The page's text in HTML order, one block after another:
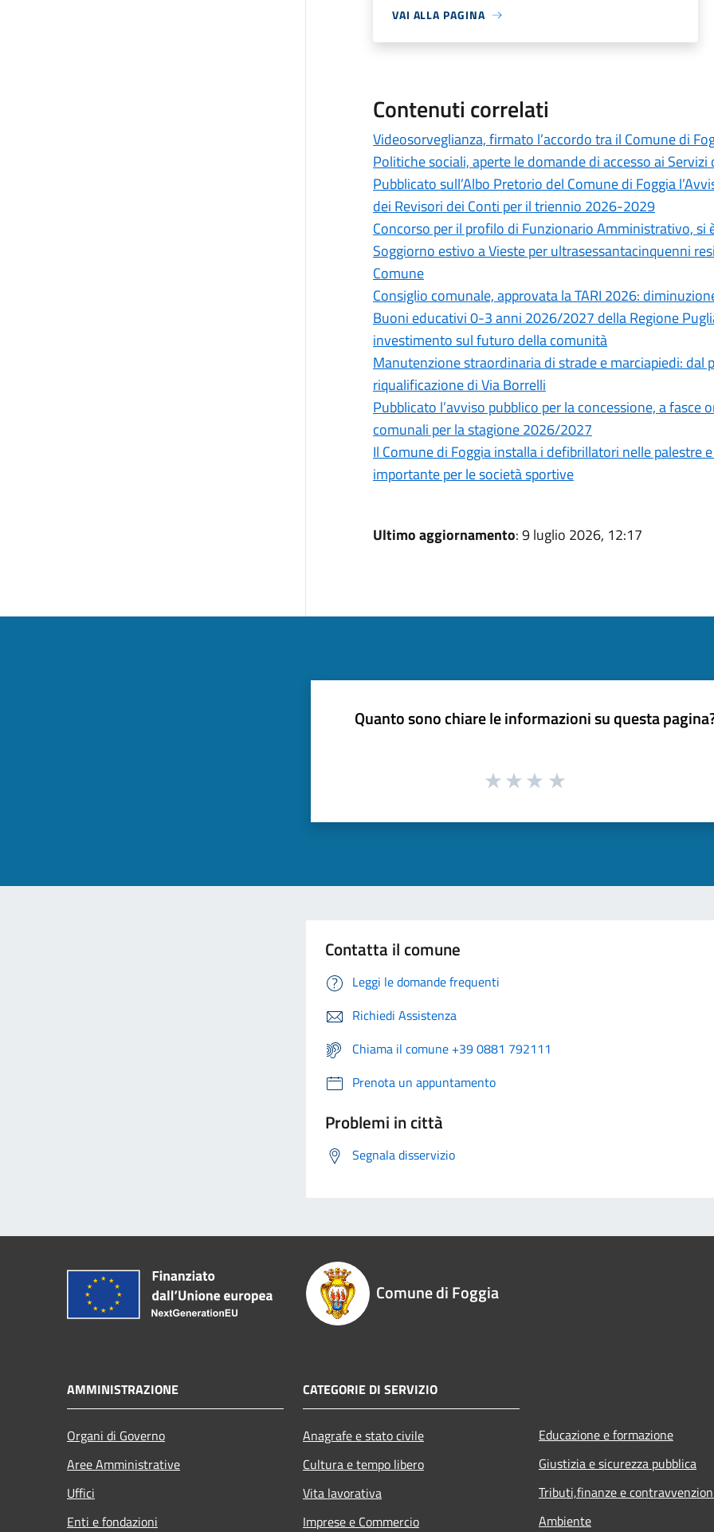
VAI ALLA PAGINA
Contenuti correlati
Videosorveglianza, firmato l’accordo tra il Comune di
Politiche sociali, aperte le domande di accesso ai Servizi
Pubblicato sull’Albo Pretorio del Comune di Foggia
dei Revisori dei Conti per il triennio 2026-2029
Concorso per il profilo di Funzionario Amministrativo,
Soggiorno estivo a Vieste per ultrasessantacinquenni
Comune
Consiglio comunale, approvata la TARI 2026:
Buoni educativi 0-3 anni 2026/2027 della Regione
investimento sul futuro della comunità
Manutenzione straordinaria di strade e marciapiedi: dal
riqualificazione di Via Borrelli
Pubblicato l’avviso pubblico per la concessione, a
comunali per la stagione 2026/2027
Il Comune di Foggia installa i defibrillatori nelle
importante per le società sportive
Ultimo aggiornamento: 9 luglio 2026, 12:17
Quanto sono chiare le informazioni su questa
Contatta il comune
Leggi le domande frequenti
Richiedi Assistenza
Chiama il comune +39 0881 792111
Prenota un appuntamento
Problemi in città
Segnala disservizio
Comune di Foggia
AMMINISTRAZIONE
Organi di Governo
Aree Amministrative
Uffici
Enti e fondazioni
CATEGORIE DI SERVIZIO
Anagrafe e stato civile
Cultura e tempo libero
Vita lavorativa
Imprese e Commercio
Educazione e formazione
Giustizia e sicurezza pubblica
Tributi,finanze e
Ambiente